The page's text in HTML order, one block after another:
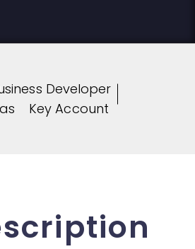
Developer
Key Account